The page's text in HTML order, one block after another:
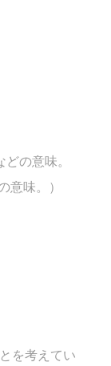
の意味。
意味。）
を考えてい